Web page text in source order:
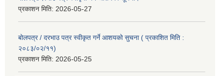
प्रकाशन मिति: 2026-05-27
बोलपत्र / दरभाउ पत्र स्वीकृत गर्ने आशयको सुचना ( प्रकाशित मिति :
२०८३/०२/११)
प्रकाशन मिति: 2026-05-25